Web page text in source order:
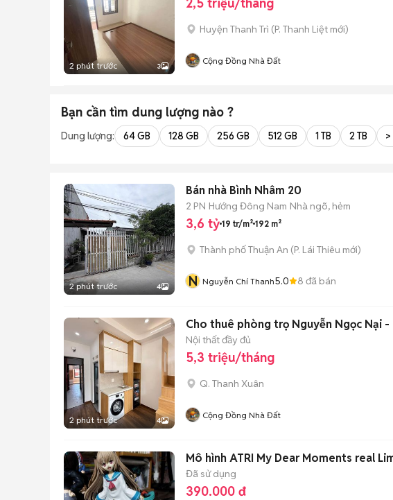
2 phút trước 3
Huyện Thanh Trì (P. Thanh Liệt mới)
Cộng Đồng Nhà Đất
Bạn cần tìm dung lượng nào ?
Dung lượng: 64 GB 128 GB 256 GB 512 GB 1 TB 2 TB >
2 phút trước 4
Bán nhà Bình Nhâm 20
2 PN Hướng Đông Nam Nhà ngõ, hẻm
3,6 tỷ 19 tr/m² 192 m²
Thành phố Thuận An (P. Lái Thiêu mới)
N Nguyễn Chí Thanh5.0 8 đã bán
2 phút trước 4
Cho thuê phòng trọ Nguyễn Ngọc Nại -
Nội thất đầy đủ
5,3 triệu/tháng
Q. Thanh Xuân
Cộng Đồng Nhà Đất
Mô hình ATRI My Dear Moments real
Đã sử dụng
390.000 đ